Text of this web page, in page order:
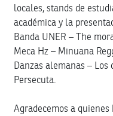
locales, stands de
académica y la
Banda UNER – The
Meca Hz – Minuana
Danzas alemanas –
Persecuta.
Agradecemos a